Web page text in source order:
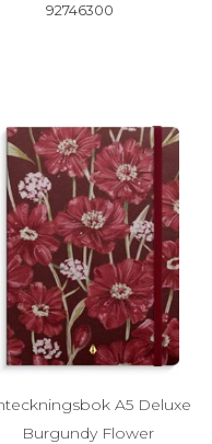
92746300
A5 Deluxe
Burgundy Flower